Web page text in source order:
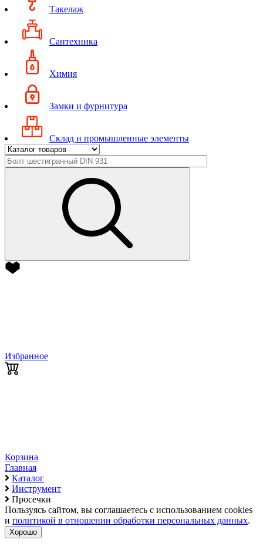
Такелаж
Сантехника
Химия
Замки и фурнитура
Склад и промышленные элементы
Избранное
Корзина
Главная
Каталог
Инструмент
Просечки
Пользуясь сайтом, вы соглашаетесь с использованием cookies
и политикой в отношении обработки персональных данных.
Хорошо